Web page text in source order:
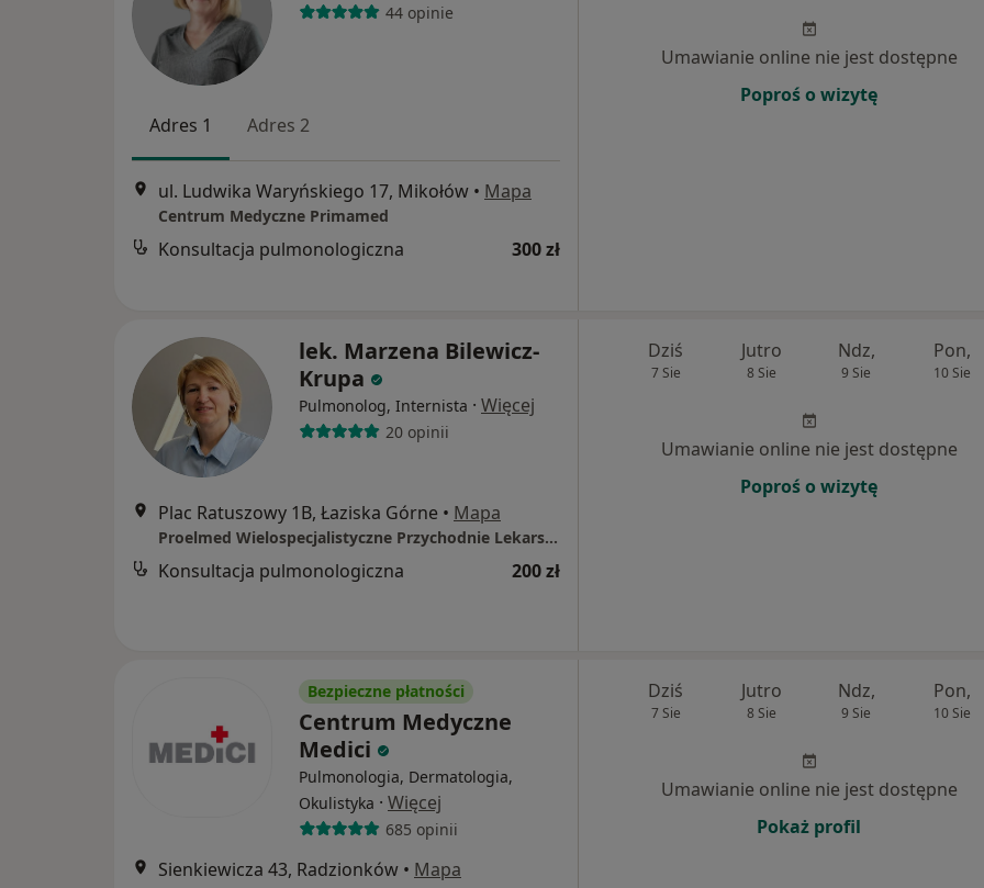
44 opinie
Adres 1 Adres 2
ul. Ludwika Waryńskiego 17, Mikołów • Mapa
Centrum Medyczne Primamed
Konsultacja pulmonologiczna 300 zł
Umawianie online nie jest dostępne
Poproś o wizytę
lek. Marzena Bilewicz-
Krupa
Pulmonolog, Internista · Więcej
20 opinii
Plac Ratuszowy 1B, Łaziska Górne • Mapa
Proelmed Wielospecjalistyczne Przychodnie Lekarskie
Konsultacja pulmonologiczna 200 zł
Dziś
7 Sie
Jutro
8 Sie
Ndz,
9 Sie
Pon,
10 Sie
Umawianie online nie jest dostępne
Poproś o wizytę
Bezpieczne płatności
Centrum Medyczne
Medici
Pulmonologia, Dermatologia,
Okulistyka · Więcej
685 opinii
Sienkiewicza 43, Radzionków • Mapa
Dziś
7 Sie
Jutro
8 Sie
Ndz,
9 Sie
Pon,
10 Sie
Umawianie online nie jest dostępne
Pokaż profil